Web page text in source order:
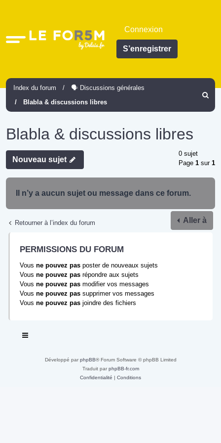
Accès
Connexion
S’enregistrer
Index du forum
🗣️ Discussions générales
Blabla & discussions libres
Blabla & discussions libres
Nouveau sujet
0 sujet
Page 1 sur 1
Il n’y a aucun sujet ou message dans ce forum.
Retourner à l’index du forum Aller à
PERMISSIONS DU FORUM
Vous ne pouvez pas poster de nouveaux sujets
Vous ne pouvez pas répondre aux sujets
Vous ne pouvez pas modifier vos messages
Vous ne pouvez pas supprimer vos messages
Vous ne pouvez pas joindre des fichiers
Développé parphpBB® Forum Software © phpBB Limited
Traduit parphpBB-fr.com
Confidentialité
Conditions